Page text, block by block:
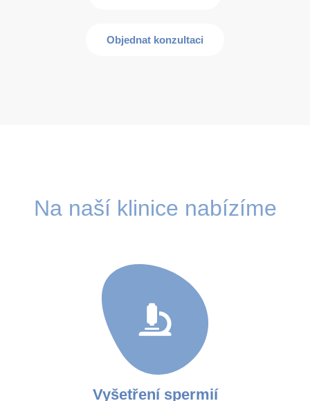
Objednat konzultaci
Na naší klinice nabízíme
Vyšetření spermií​